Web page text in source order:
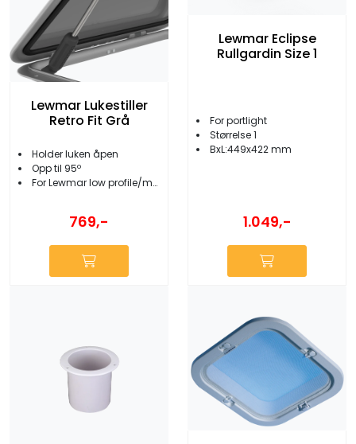
Lewmar Lukestiller
Retro Fit Grå
Holder luken åpen
Opp til 95º
For Lewmar low profile/medium profile
769,-
Lewmar Eclipse
Rullgardin Size 1
For portlight
Størrelse 1
BxL:449x422 mm
1.049,-